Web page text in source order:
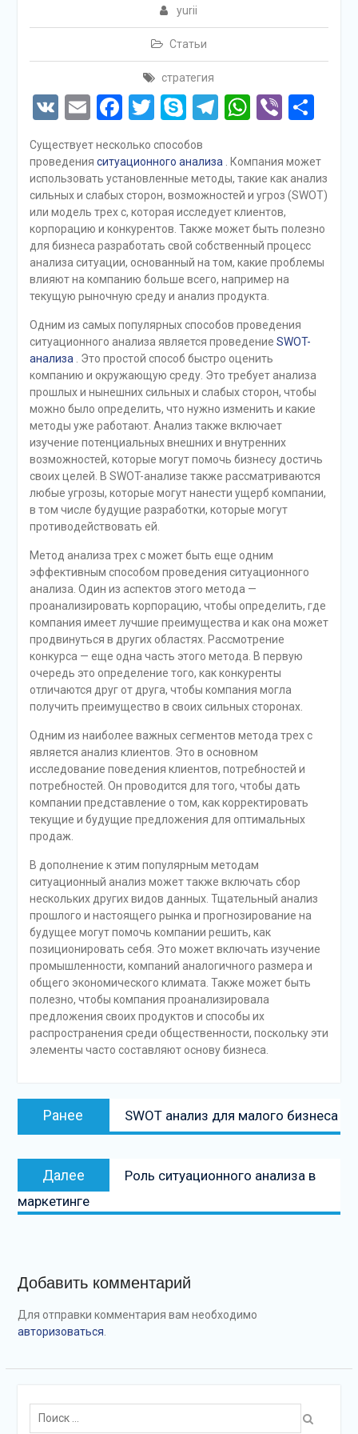
yurii
Статьи
стратегия
VKEmailFacebook
Twitter
SkypeTelegram
Viber
Существует несколько способов
проведения ситуационного анализа . Компания может
использовать установленные методы, такие как анализ
сильных и слабых сторон, возможностей и угроз (SWOT)
или модель трех c, которая исследует клиентов,
корпорацию и конкурентов. Также может быть полезно
для бизнеса разработать свой собственный процесс
анализа ситуации, основанный на том, какие проблемы
влияют на компанию больше всего, например на
текущую рыночную среду и анализ продукта.
Одним из самых популярных способов проведения
ситуационного анализа является проведение SWOT-
анализа . Это простой способ быстро оценить
компанию и окружающую среду. Это требует анализа
прошлых и нынешних сильных и слабых сторон, чтобы
можно было определить, что нужно изменить и какие
методы уже работают. Анализ также включает
изучение потенциальных внешних и внутренних
возможностей, которые могут помочь бизнесу достичь
своих целей. В SWOT-анализе также рассматриваются
любые угрозы, которые могут нанести ущерб компании,
в том числе будущие разработки, которые могут
противодействовать ей.
Метод анализа трех c может быть еще одним
эффективным способом проведения ситуационного
анализа. Один из аспектов этого метода —
проанализировать корпорацию, чтобы определить, где
компания имеет лучшие преимущества и как она может
продвинуться в других областях. Рассмотрение
конкурса — еще одна часть этого метода. В первую
очередь это определение того, как конкуренты
отличаются друг от друга, чтобы компания могла
получить преимущество в своих сильных сторонах.
Одним из наиболее важных сегментов метода трех c
является анализ клиентов. Это в основном
исследование поведения клиентов, потребностей и
потребностей. Он проводится для того, чтобы дать
компании представление о том, как корректировать
текущие и будущие предложения для оптимальных
продаж.
В дополнение к этим популярным методам
ситуационный анализ может также включать сбор
нескольких других видов данных. Тщательный анализ
прошлого и настоящего рынка и прогнозирование на
будущее могут помочь компании решить, как
позиционировать себя. Это может включать изучение
промышленности, компаний аналогичного размера и
общего экономического климата. Также может быть
полезно, чтобы компания проанализировала
предложения своих продуктов и способы их
распространения среди общественности, поскольку эти
элементы часто составляют основу бизнеса.
Навигация
Ранее
запись:
SWOT анализ для малого бизнеса
Далее
запись
Роль ситуационного анализа в
маркетинге
Добавить комментарий
Для отправки комментария вам необходимо
авторизоваться
Поиск: